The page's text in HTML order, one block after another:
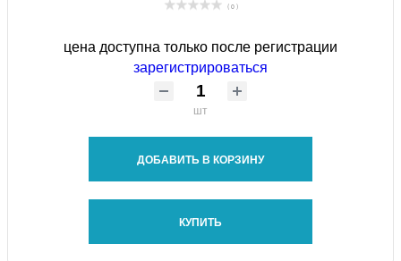
( 0 )
цена доступна только после регистрации
зарегистрироваться
шт
ДОБАВИТЬ В КОРЗИНУ
КУПИТЬ